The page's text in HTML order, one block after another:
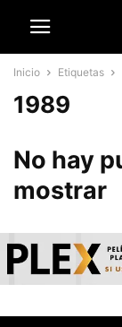
Inicio Etiquetas
1989
No hay
mostrar